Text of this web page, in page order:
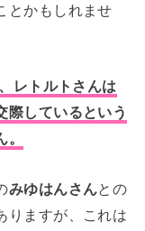
とかもしれませ
レトルトさんは
際しているという
みゆはんさん との
りますが、これは